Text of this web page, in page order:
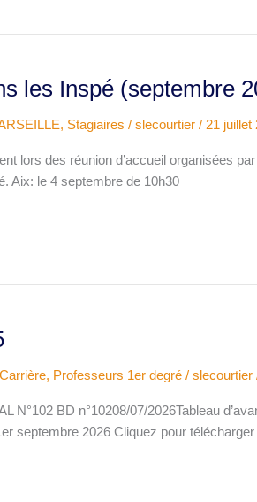
les Inspé (septembre
, Stagiaires / slecourtier / 21 juillet
lors des réunion d’accueil organisées
Aix: le 4 septembre de 10h30
, Professeurs 1er degré / slecourtier
N°102 BD n°10208/07/2026Tableau
septembre 2026 Cliquez pour